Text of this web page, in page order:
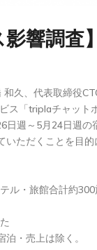
響調査
久、代表取締役
ス「triplaチャット
週～5月24日週
ただくことを目
ル・旅館合計約
・売上は除く。